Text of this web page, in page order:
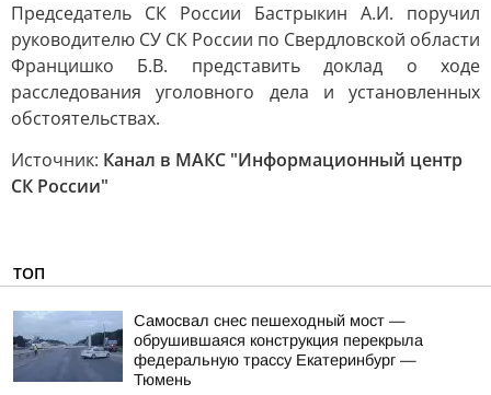
Председатель СК России Бастрыкин А.И. поручил
руководителю СУ СК России по Свердловской области
Францишко Б.В. представить доклад о ходе
расследования уголовного дела и установленных
обстоятельствах.
Источник: Канал в МАКС "Информационный центр
СК России"
ТОП
Самосвал снес пешеходный мост —
обрушившаяся конструкция перекрыла
федеральную трассу Екатеринбург —
Тюмень